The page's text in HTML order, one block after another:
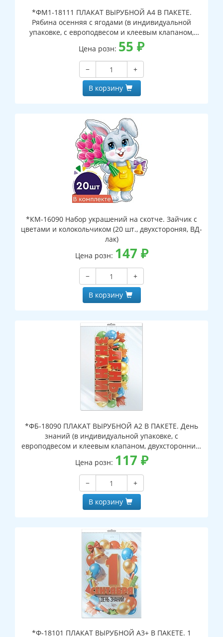
*ФМ1-18111 ПЛАКАТ ВЫРУБНОЙ А4 В ПАКЕТЕ.
Рябина осенняя с ягодами (в индивидуальной
упаковке, с европодвесом и клеевым клапаном,
двухсторонний, ВД-лак)
Цена розн: 55 ₽
−
+
В корзину
*КМ-16090 Набор украшений на скотче. Зайчик с
цветами и колокольчиком (20 шт., двухстороняя, ВД-
лак)
Цена розн: 147 ₽
−
+
В корзину
*ФБ-18090 ПЛАКАТ ВЫРУБНОЙ А2 В ПАКЕТЕ. День
знаний (в индивидуальной упаковке, с
европодвесом и клеевым клапаном, двухсторонний,
ВД-лак)
Цена розн: 117 ₽
−
+
В корзину
*Ф-18101 ПЛАКАТ ВЫРУБНОЙ А3+ В ПАКЕТЕ. 1